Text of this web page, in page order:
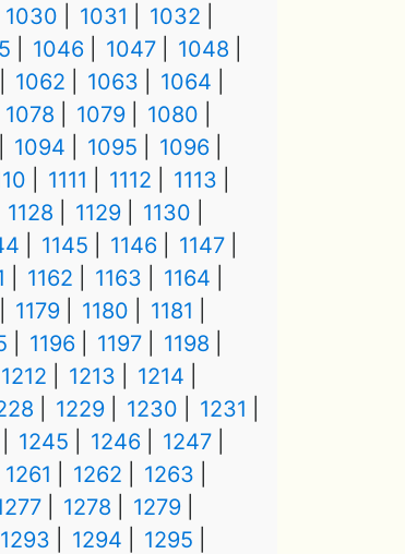
1030 1031
1032
1046 1047
1048
1062 1063
1064
1078 1079
1080
1094 1095
1096
1111 1112
1113
1128 1129
1130
1145 1146
1147
1162 1163
1164
1179 1180
1181
1196 1197
1198
1212 1213
1214
1229 1230
1231
1245 1246
1247
1261 1262
1263
1278
1279
1293 1294
1295